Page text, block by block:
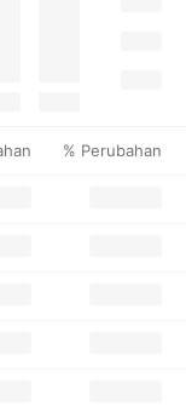
% Perubahan